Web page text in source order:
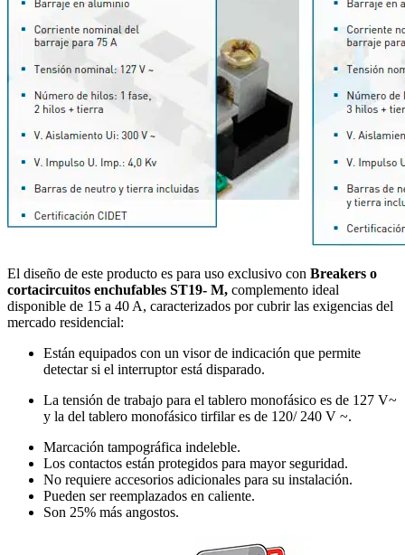
El diseño de este producto es para uso exclusivo con Breakers o
cortacircuitos enchufables ST19- M, complemento ideal
disponible de 15 a 40 A, caracterizados por cubrir las exigencias del
mercado residencial:
Están equipados con un visor de indicación que permite
detectar si el interruptor está disparado.
La tensión de trabajo para el tablero monofásico es de 127 V~
y la del tablero monofásico tirfilar es de 120/ 240 V ~.
Marcación tampográfica indeleble.
Los contactos están protegidos para mayor seguridad.
No requiere accesorios adicionales para su instalación.
Pueden ser reemplazados en caliente.
Son 25% más angostos.